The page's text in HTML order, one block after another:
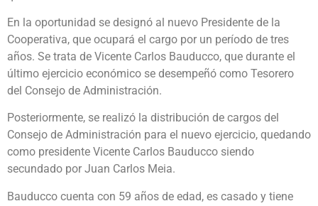
En la oportunidad se designó al nuevo Presidente de la
Cooperativa, que ocupará el cargo por un período de tres
años. Se trata de Vicente Carlos Bauducco, que durante el
último ejercicio económico se desempeñó como Tesorero
del Consejo de Administración.
Posteriormente, se realizó la distribución de cargos del
Consejo de Administración para el nuevo ejercicio, quedando
como presidente Vicente Carlos Bauducco siendo
secundado por Juan Carlos Meia.
Bauducco cuenta con 59 años de edad, es casado y tiene